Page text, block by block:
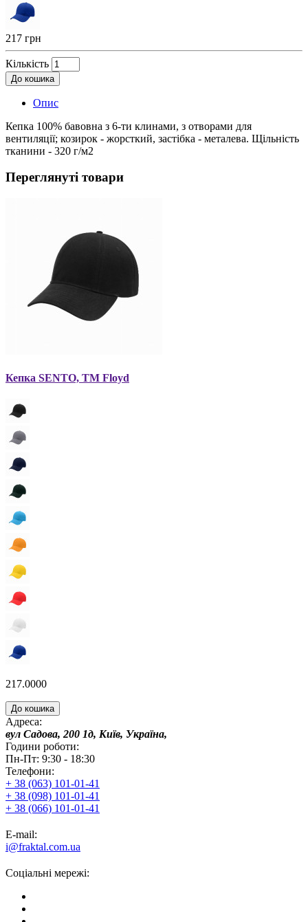
217 грн
Кількість
До кошика
Опис
Кепка 100% бавовна з 6-ти клинами, з отворами для
вентиляції; козирок - жорсткий, застібка - металева. Щільність
тканини - 320 г/м2
Переглянуті товари
Кепка SENTO, TM Floyd
217.0000
До кошика
Адреса:
вул Садова, 200 1д, Київ, Україна,
Години роботи:
Пн-Пт: 9:30 - 18:30
Телефони:
+ 38 (063) 101-01-41
+ 38 (098) 101-01-41
+ 38 (066) 101-01-41
E-mail:
i@fraktal.com.ua
Соціальні мережі: